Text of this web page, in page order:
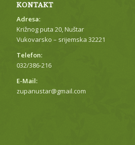
KONTAKT
Adresa:
Križnog puta 20, Nuštar
Vukovarsko – srijemska 32221
Telefon:
032/386-216
E-Mail:
zupanustar@gmail.com